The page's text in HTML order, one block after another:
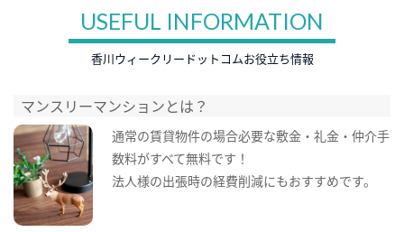
USEFUL INFORMATION
香川ウィークリードットコムお役立ち情報
マンスリーマンションとは？
通常の賃貸物件の場合必要な敷金・礼金・仲介手
数料がすべて無料です！
法人様の出張時の経費削減にもおすすめです。